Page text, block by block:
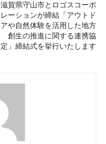
滋賀県守山市とロゴスコーポ
レーションが締結「アウトド
アや自然体験を活用した地方
創生の推進に関する連携協
定」締結式を挙行いたします